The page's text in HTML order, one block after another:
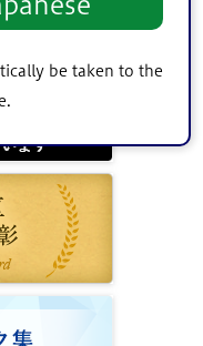
be taken to the